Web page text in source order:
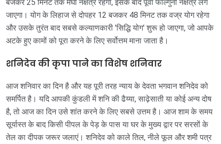
बजकर 25 मिनट तक मघा नक्षत्र रहेगा, इसके बाद पूर्वा फाल्गुनी नक्षत्र लग
जाएगा। योग के लिहाज से दोपहर 12 बजकर 48 मिनट तक वज्र योग रहेगा
और उसके तुरंत बाद सबसे कल्याणकारी 'सिद्धि योग' शुरू हो जाएगा, जो आपके
अटके हुए कामों को पूरा करने के लिए सर्वोत्तम माना जाता है।
शनिदेव की कृपा पाने का विशेष शनिवार
आज शनिवार का दिन है और यह पूरी तरह न्याय के देवता भगवान शनिदेव को
समर्पित है। यदि आपकी कुंडली में शनि की ढैय्या, साढ़ेसाती या कोई अन्य दोष
है, तो आज का दिन उसे शांत करने के लिए सबसे उत्तम है। आज शाम के समय
सूर्यास्त के बाद किसी पीपल के पेड़ के पास या घर के मुख्य द्वार पर सरसों के
तेल का दीपक जरूर जलाएं। शनिदेव को काले तिल, नीले फूल और शमी पत्र